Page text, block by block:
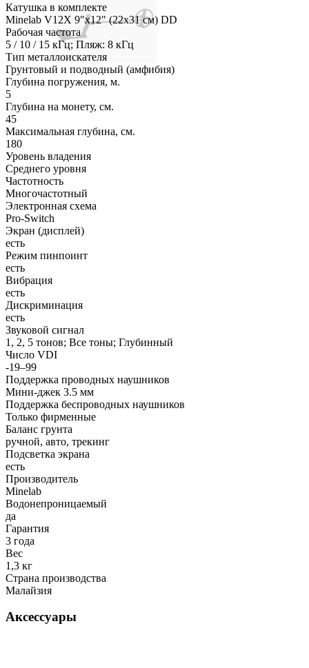
Катушка в комплекте
Minelab V12X 9"x12" (22х31 см) DD
Рабочая частота
5 / 10 / 15 кГц; Пляж: 8 кГц
Тип металлоискателя
Грунтовый и подводный (амфибия)
Глубина погружения, м.
5
Глубина на монету, см.
45
Максимальная глубина, см.
180
Уровень владения
Среднего уровня
Частотность
Многочастотный
Электронная схема
Pro-Switch
Экран (дисплей)
есть
Режим пинпоинт
есть
Вибрация
есть
Дискриминация
есть
Звуковой сигнал
1, 2, 5 тонов; Все тоны; Глубинный
Число VDI
-19–99
Поддержка проводных наушников
Мини-джек 3.5 мм
Поддержка беспроводных наушников
Только фирменные
Баланс грунта
ручной, авто, трекинг
Подсветка экрана
есть
Производитель
Minelab
Водонепроницаемый
да
Гарантия
3 года
Вес
1,3 кг
Страна производства
Малайзия
Аксессуары